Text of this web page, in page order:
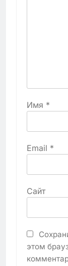
Имя *
Email *
Сайт
этом